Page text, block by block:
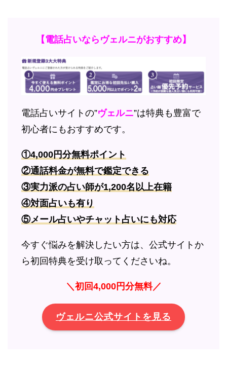
【電話占いならヴェルニがおすすめ】
電話占いサイトの”ヴェルニ”は特典も豊富で
初心者にもおすすめです。
①4,000円分無料ポイント
②通話料金が無料で鑑定できる
③実力派の占い師が1,200名以上在籍
④対面占いも有り
⑤メール占いやチャット占いにも対応
今すぐ悩みを解決したい方は、公式サイトか
ら初回特典を受け取ってくださいね。
＼初回4,000円分無料／
ヴェルニ公式サイトを見る